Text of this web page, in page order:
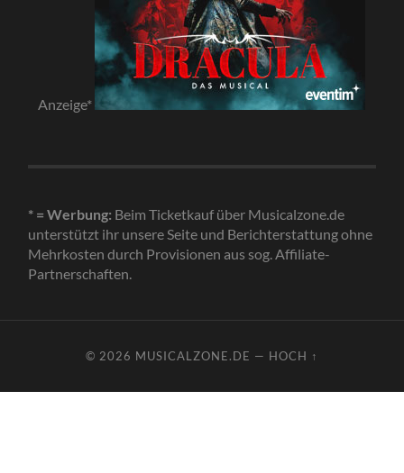
Anzeige*
* = Werbung: Beim Ticketkauf über Musicalzone.de
unterstützt ihr unsere Seite und Berichterstattung ohne
Mehrkosten durch Provisionen aus sog. Affiliate-
Partnerschaften.
© 2026 MUSICALZONE.DE — HOCH ↑